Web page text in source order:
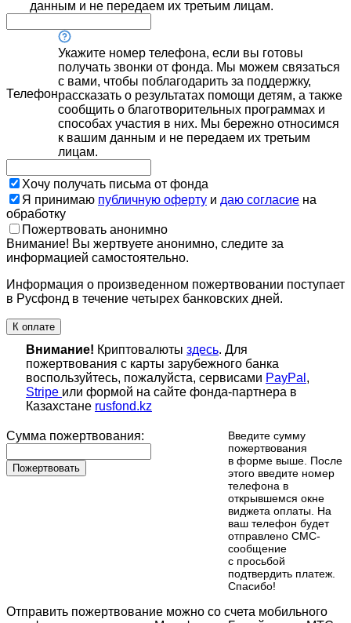
данным и не передаем их третьим лицам.
Телефон
Укажите номер телефона, если вы готовы
получать звонки от фонда. Мы можем связаться
с вами, чтобы поблагодарить за поддержку,
рассказать о результатах помощи детям, а также
сообщить о благотворительных программах и
способах участия в них. Мы бережно относимся
к вашим данным и не передаем их третьим
лицам.
Хочу получать письма от фонда
Я принимаю публичную оферту и даю согласие на
обработку
Пожертвовать анонимно
Внимание! Вы жертвуете анонимно, следите за
информацией самостоятельно.
Информация о произведенном пожертвовании поступает
в Русфонд в течение четырех банковских дней.
К оплате
Внимание! Криптовалюты здесь. Для
пожертвования с карты зарубежного банка
воспользуйтесь, пожалуйста, сервисами PayPal ,
Stripe или формой на сайте фонда-партнера в
Казахстане rusfond.kz
Сумма пожертвования:
Пожертвовать
Введите сумму
пожертвования
в форме выше. После
этого введите номер
телефона в
открывшемся окне
виджета оплаты. На
ваш телефон будет
отправлено СМС-
сообщение
с просьбой
подтвердить платеж.
Cпасибо!
Отправить пожертвование можно со счета мобильного